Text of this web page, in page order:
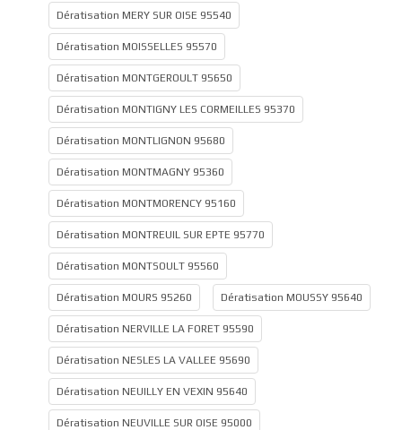
Dératisation MERY SUR OISE 95540
Dératisation MOISSELLES 95570
Dératisation MONTGEROULT 95650
Dératisation MONTIGNY LES CORMEILLES 95370
Dératisation MONTLIGNON 95680
Dératisation MONTMAGNY 95360
Dératisation MONTMORENCY 95160
Dératisation MONTREUIL SUR EPTE 95770
Dératisation MONTSOULT 95560
Dératisation MOURS 95260 Dératisation MOUSSY 95640
Dératisation NERVILLE LA FORET 95590
Dératisation NESLES LA VALLEE 95690
Dératisation NEUILLY EN VEXIN 95640
Dératisation NEUVILLE SUR OISE 95000